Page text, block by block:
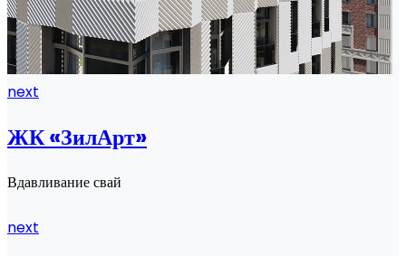
next
ЖК «ЗилАрт»
Вдавливание свай
next